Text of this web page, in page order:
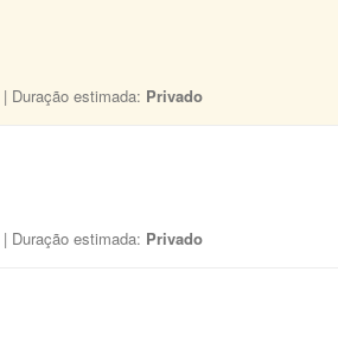
| Duração estimada: Privado
| Duração estimada: Privado